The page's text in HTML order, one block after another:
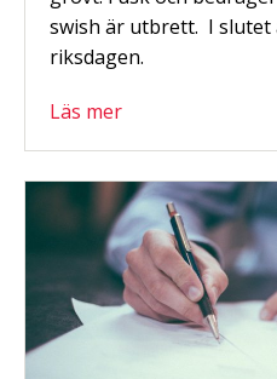
swish är utbrett. I slutet
riksdagen.
Läs mer